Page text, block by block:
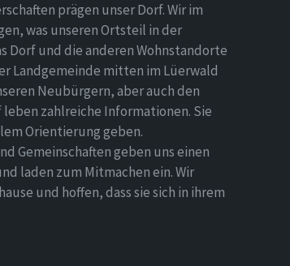
prägen unser Dorf. Wir im
was unseren Ortsteil in der
Dorf und die anderen Wohnstandorte
Landgemeinde mitten im Lüerwald
Neubürgern, aber auch den
zahlreiche Informationen. Sie
Orientierung geben.
Gemeinschaften geben uns einen
laden zum Mitmachen ein. Wir
und hoffen, dass sie sich in ihrem